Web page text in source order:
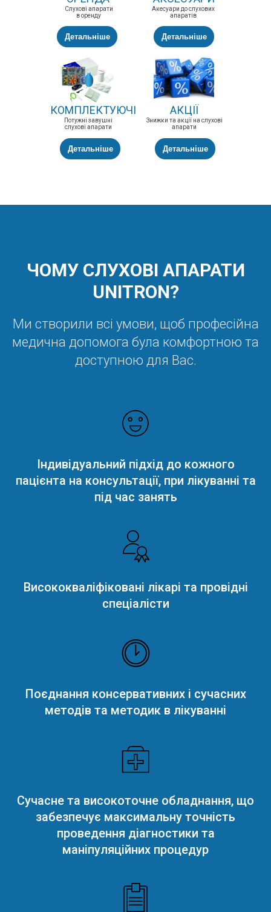
Детальніше
Слухові апарати
в оренду
Акесуари до слухових
апаратів
Детальніше
Детальніше
КОМПЛЕКТУЮЧІ
Потужні завушні
слухові апарати
АКЦІЇ
Знижки та акції на слухові
апарати
Детальніше
ЧОМУ СЛУХОВІ АПАРАТИ
UNITRON?
Ми створили всі умови, щоб професійна
медична допомога була комфортною та
доступною для Вас.
Індивідуальний підхід до кожного
пацієнта на консультації, при лікуванні та
під час занять
Висококваліфіковані лікарі та провідні
спеціалісти
Поєднання консервативних і сучасних
методів та методик в лікуванні
Сучасне та високоточне обладнання, що
забезпечує максимальну точність
проведення діагностики та
маніпуляційних процедур